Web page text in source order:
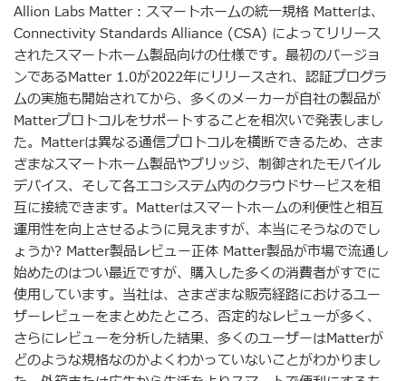
Allion Labs Matter：スマートホームの統一規格 Matterは、
Connectivity Standards Alliance (CSA) によってリリース
されたスマートホーム製品向けの仕様です。最初のバージョ
ンであるMatter 1.0が2022年にリリースされ、認証プログラ
ムの実施も開始されてから、多くのメーカーが自社の製品が
Matterプロトコルをサポートすることを相次いで発表しまし
た。Matterは異なる通信プロトコルを横断できるため、さま
ざまなスマートホーム製品やブリッジ、制御されたモバイル
デバイス、そして各エコシステム内のクラウドサービスを相
互に接続できます。Matterはスマートホームの利便性と相互
運用性を向上させるように見えますが、本当にそうなのでし
ょうか? Matter製品レビュー正体 Matter製品が市場で流通し
始めたのはつい最近ですが、購入した多くの消費者がすでに
使用しています。当社は、さまざまな販売経路におけるユー
ザーレビューをまとめたところ、否定的なレビューが多く、
さらにレビューを分析した結果、多くのユーザーはMatterが
どのような規格なのかよくわかっていないことがわかりまし